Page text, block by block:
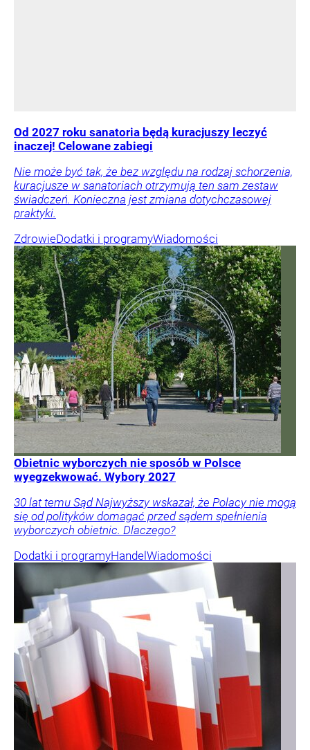
Od 2027 roku sanatoria będą kuracjuszy leczyć
inaczej! Celowane zabiegi
Nie może być tak, że bez względu na rodzaj schorzenia,
kuracjusze w sanatoriach otrzymują ten sam zestaw
świadczeń. Konieczna jest zmiana dotychczasowej
praktyki.
ZdrowieDodatki i programyWiadomości
Obietnic wyborczych nie sposób w Polsce
wyegzekwować. Wybory 2027
30 lat temu Sąd Najwyższy wskazał, że Polacy nie mogą
się od polityków domagać przed sądem spełnienia
wyborczych obietnic. Dlaczego?
Dodatki i programyHandel Wiadomości